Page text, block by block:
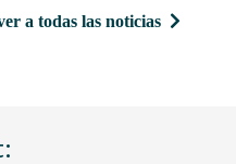
a todas las noticias